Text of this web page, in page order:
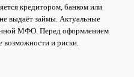
кредитором, банком или
выдаёт займы. Актуальные
МФО. Перед оформлением
возможности и риски.